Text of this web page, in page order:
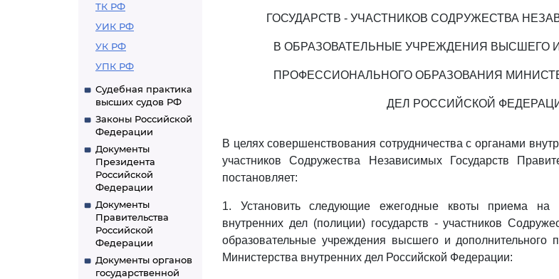
ТК РФ
УИК РФ
УК РФ
УПК РФ
Судебная практика
высших судов РФ
Законы Российской
Федерации
Документы
Президента
Российской
Федерации
Документы
Правительства
Российской
Федерации
Документы органов
государственной
ГОСУДАРСТВ - УЧАСТНИКОВ СОДРУЖЕСТВА
В ОБРАЗОВАТЕЛЬНЫЕ УЧРЕЖДЕНИЯ ВЫСШЕГО
ПРОФЕССИОНАЛЬНОГО ОБРАЗОВАНИЯ
ДЕЛ РОССИЙСКОЙ
В целях совершенствования сотрудничества с органами
участников Содружества Независимых Государств
постановляет:
1. Установить следующие ежегодные квоты приема на
внутренних дел (полиции) государств - участников
образовательные учреждения высшего и дополнительного
Министерства внутренних дел Российской Федерации: